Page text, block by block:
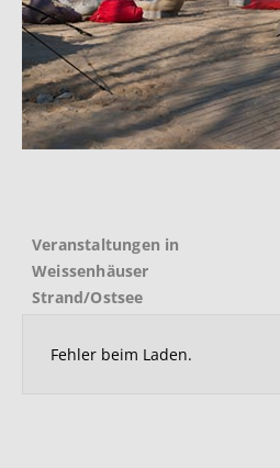
Veranstaltungen in
Weissenhäuser
Strand/Ostsee
Fehler beim Laden.